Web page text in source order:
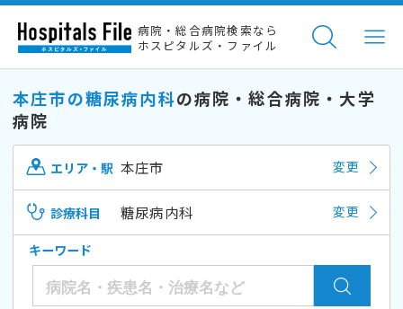
病院・総合病院検索なら
ホスピタルズ・ファイル
本庄市の糖尿病内科の病院・総合病院・大学
病院
エリア・駅 本庄市 変更
診療科目 糖尿病内科 変更
キーワード